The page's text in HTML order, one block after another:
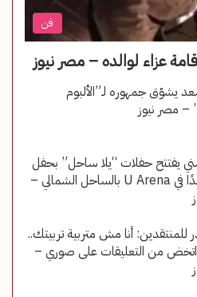
فن
عزاء لوالده – مصر نيوز
يشوّق جمهوره لـ”الألبوم
– مصر نيوز
يفتتح حفلات “يلا ساحل” بحفل
ضخم غدًا في U Arena بالساحل الشمالي –
للمنتقدين: أنا مش متربية تربيتك..
من التعليقات على صوري –